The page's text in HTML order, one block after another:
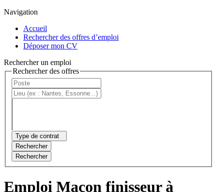
Navigation
Accueil
Rechercher des offres d’emploi
Déposer mon CV
Rechercher un emploi
Rechercher des offres
Type de contrat
Rechercher
Rechercher
Emploi Maçon finisseur à